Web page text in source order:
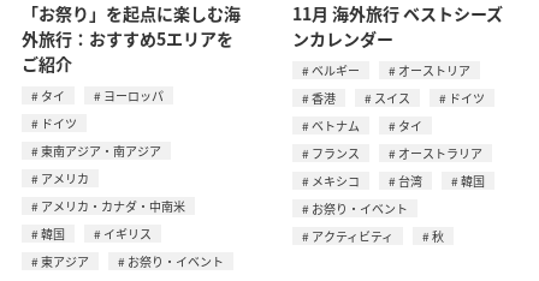
「お祭り」を起点に楽しむ海
外旅行：おすすめ5エリアを
ご紹介
タイ
ヨーロッパ
ドイツ
東南アジア・南アジア
アメリカ
アメリカ・カナダ・中南米
韓国
イギリス
東アジア
お祭り・イベント
11月 海外旅行 ベストシーズ
ンカレンダー
ベルギー
オーストリア
香港
スイス
ドイツ
ベトナム
タイ
フランス
オーストラリア
メキシコ
台湾
韓国
お祭り・イベント
アクティビティ
秋